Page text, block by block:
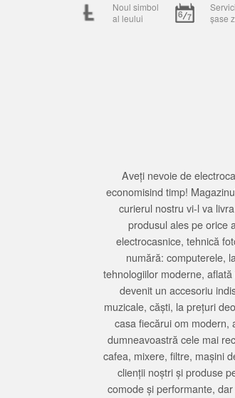
Noul simbol
al leului
șase
Aveți nevoie de
economisind timp!
curierul nostru vi-l va
produsul ales pe orice
electrocasnice, tehnică
numără: computerele,
tehnologiilor moderne,
devenit un accesoriu
muzicale, căști, la prețuri
casa fiecărui om modern,
dumneavoastră cele mai
cafea, mixere, filtre, mașini
clienții noștri și produse
comode și performante,